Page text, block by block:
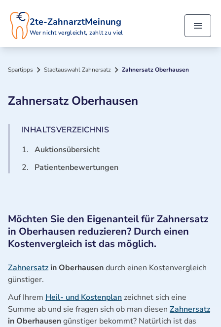
2te-ZahnarztMeinung
Wer nicht vergleicht, zahlt zu viel
Spartipps Stadtauswahl Zahnersatz Zahnersatz Oberhausen
Zahnersatz Oberhausen
INHALTSVERZEICHNIS
1. Auktionsübersicht
2.
Patientenbewertungen
Möchten Sie den Eigenanteil für Zahnersatz
in Oberhausen reduzieren? Durch einen
Kostenvergleich ist das möglich.
Zahnersatz in Oberhausendurch einen Kostenvergleich
günstiger.
Auf Ihrem Heil- und Kostenplan zeichnet sich eine
Summe ab und sie fragen sich ob man diesen Zahnersatz
in Oberhausengünstiger bekommt? Natürlich ist das